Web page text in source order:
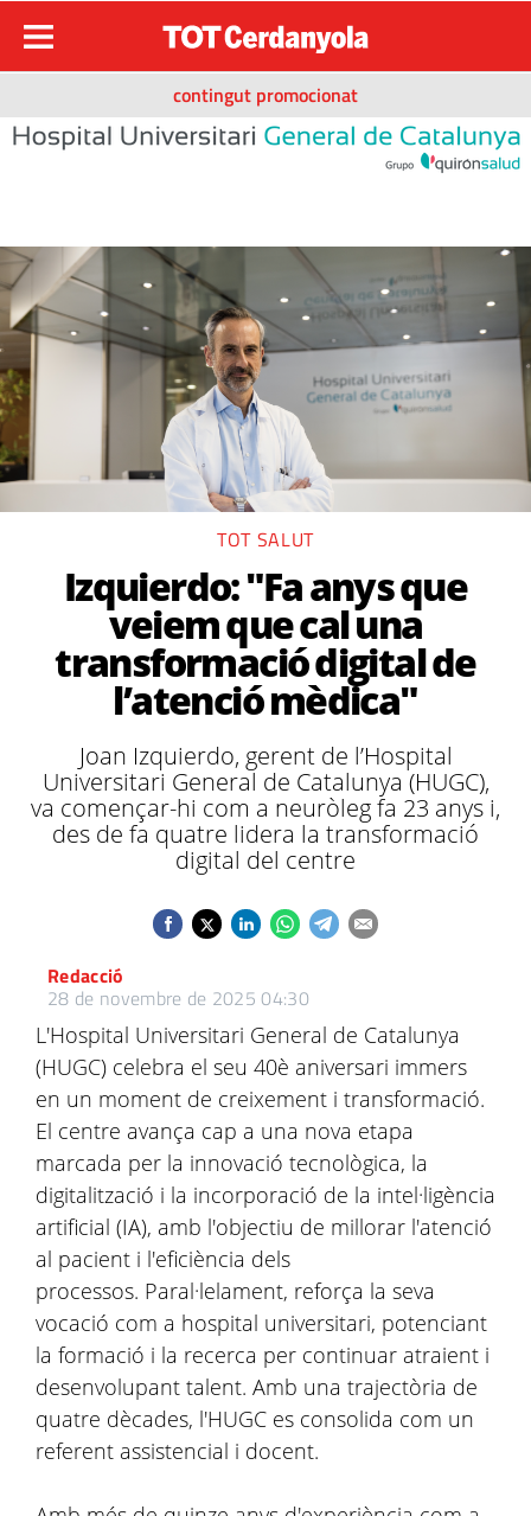
contingut promocionat
TOT SALUT
Izquierdo: "Fa anys que
veiem que cal una
transformació digital de
l’atenció mèdica"
Joan Izquierdo, gerent de l’Hospital
Universitari General de Catalunya (HUGC),
va començar-hi com a neuròleg fa 23 anys i,
des de fa quatre lidera la transformació
digital del centre
Redacció
28 de novembre de 2025 04:30
L'Hospital Universitari General de Catalunya
(HUGC) celebra el seu 40è aniversari immers
en un moment de creixement i transformació.
El centre avança cap a una nova etapa
marcada per la innovació tecnològica, la
digitalització i la incorporació de la intel·ligència
artificial (IA), amb l'objectiu de millorar l'atenció
al pacient i l'eficiència dels
processos. Paral·lelament, reforça la seva
vocació com a hospital universitari, potenciant
la formació i la recerca per continuar atraient i
desenvolupant talent. Amb una trajectòria de
quatre dècades, l'HUGC es consolida com un
referent assistencial i docent.